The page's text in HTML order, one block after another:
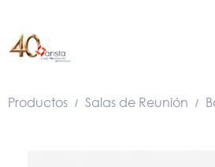
Productos / Salas de Reunión /